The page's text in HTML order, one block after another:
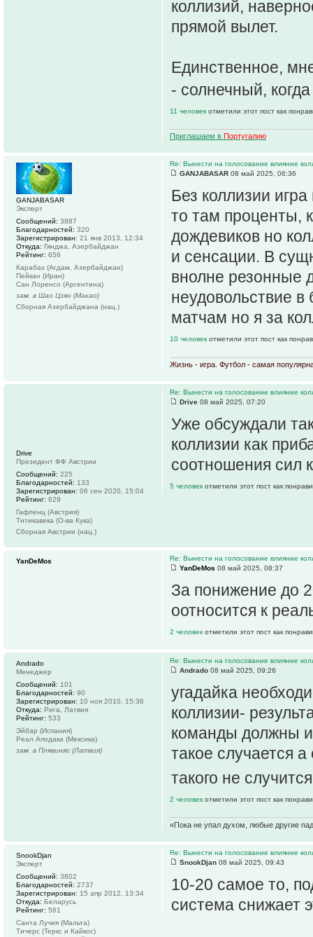
коллизий,
прямой вылет.
Единственное,
- солнечный,
11 человек отметили этот пост как
Приглашаем в Португалию
Re: Вынести на голосование влияние
GANJABASAR 08 май 2025, 06:36
Без коллизии
то там проценты,
дождевиков но
и сенсации. В
внолне резонные
неудовольствие
матчам но я за
10 человекотметили этот пост как
Жизнь - игра. Футбол - самая
GANJABASAR
Эксперт
Сообщений: 3887
Благодарностей: 320
Зарегистрирован: 21 янв 2013, 12:34
Откуда: Гянджа, Азербайджан
Рейтинг: 656
Карабах (Агдам, Азербайджан)
Пейкан (Иран)
Сан Лоренсо (Аргентина)
зам. в Шао Цзян (Макао)
Сборная Азербайджана (нац.)
Re: Вынести на голосование влияние
Drive 08 май 2025, 07:20
Уже обсуждали
коллизии как
соотношения сил
5 человек отметили этот пост как
Drive
Президент ФФ Австрии
Сообщений: 225
Благодарностей: 133
Зарегистрирован: 06 сен 2020, 15:04
Рейтинг: 629
Гафленц (Австрия)
Титикавека (О-ва Кука)
Сборная Австрии (нац.)
Re: Вынести на голосование влияние
YanDeMos 08 май 2025, 08:37
За понижение до
оотносится к
2 человек отметили этот пост как
YanDeMos
Re: Вынести на голосование влияние
Andrado 08 май 2025, 09:26
угадайка
коллизии-
команды должны
такое случается
такого не
2 человек отметили этот пост как
«Пока не упал духом, любые другие
Andrado
Менеджер
Сообщений: 101
Благодарностей: 90
Зарегистрирован: 10 ноя 2010, 15:36
Откуда: Рига, Латвия
Рейтинг: 533
Эйбар (Испания)
Реал Аподака (Мексика)
зам. в Плявиняс (Латвия)
Re: Вынести на голосование влияние
SnookDjan 08 май 2025, 09:43
10-20 самое то,
система снижает
SnookDjan
Эксперт
Сообщений: 3802
Благодарностей: 2737
Зарегистрирован: 15 апр 2012, 13:34
Откуда: Беларусь
Рейтинг: 561
Санта Лучия (Мальта)
Тичерс (Теркс и Кайкос)